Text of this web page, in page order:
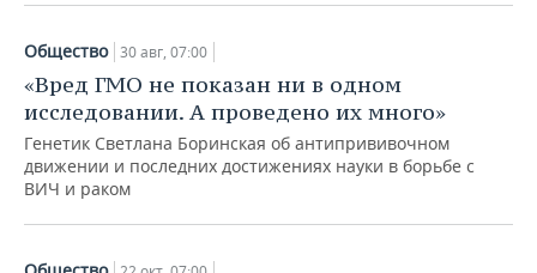
Общество 30 авг, 07:00
«Вред ГМО не показан ни в одном
исследовании. А проведено их много»
Генетик Светлана Боринская об антипрививочном
движении и последних достижениях науки в борьбе с
ВИЧ и раком